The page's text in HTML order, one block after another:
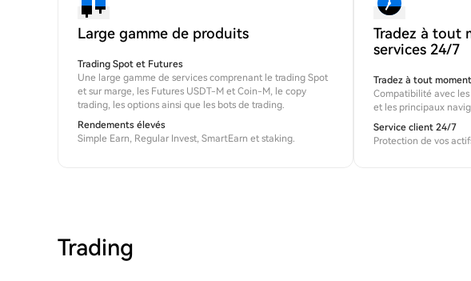
Large gamme de produits
Trading Spot et Futures
Une large gamme de services comprenant le trading Spot
et sur marge, les Futures USDT-M et Coin-M, le copy
trading, les options ainsi que les bots de trading.
Rendements élevés
Simple Earn, Regular Invest, SmartEarn et staking.
Tradez à tout
services 24/7
Tradez à tout
Compatibilité avec
et les principaux
Service client 24/7
Protection de vos
Trading